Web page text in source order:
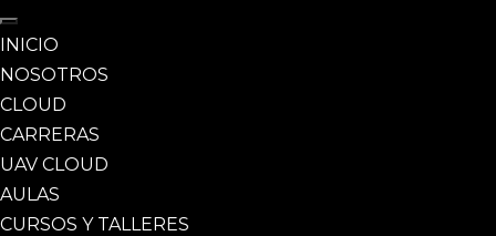
INICIO
NOSOTROS
CLOUD
CARRERAS
UAV CLOUD
AULAS
CURSOS Y TALLERES